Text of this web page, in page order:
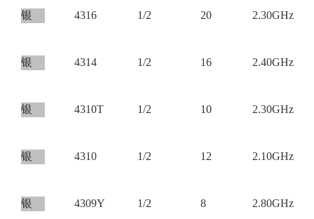
银 4316 1/2 20 2.30GHz
银 4314 1/2 16 2.40GHz
银 4310T 1/2 10 2.30GHz
银 4310 1/2 12 2.10GHz
银 4309Y 1/2 8 2.80GHz